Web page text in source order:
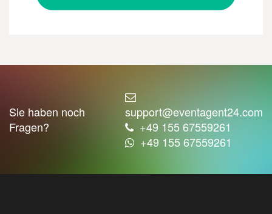
Sie haben noch
Fragen?
support@eventagent24.com
+49 155 67559261
+49 155 67559261